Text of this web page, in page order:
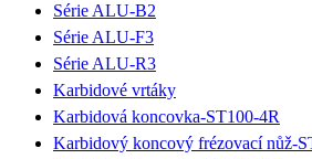
Série ALU-B2
Série ALU-F3
Série ALU-R3
Karbidové vrtáky
Karbidová koncovka-ST100-4R
Karbidový koncový frézovací nůž-